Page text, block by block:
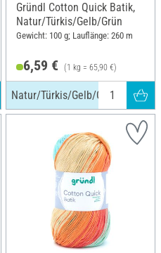
Gründl Cotton Quick Batik,
Natur/Türkis/Gelb/Grün
Gewicht: 100 g; Lauflänge: 260 m
6,59 € (1 kg = 65,90 €)
Natur/Türkis/Gelb/Grün